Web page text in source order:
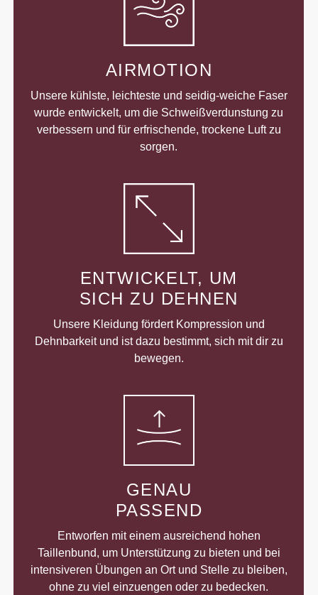
AIRMOTION
Unsere kühlste, leichteste und seidig-weiche Faser
wurde entwickelt, um die Schweißverdunstung zu
verbessern und für erfrischende, trockene Luft zu
sorgen.
ENTWICKELT, UM
SICH ZU DEHNEN
Unsere Kleidung fördert Kompression und
Dehnbarkeit und ist dazu bestimmt, sich mit dir zu
bewegen.
GENAU
PASSEND
Entworfen mit einem ausreichend hohen
Taillenbund, um Unterstützung zu bieten und bei
intensiveren Übungen an Ort und Stelle zu bleiben,
ohne zu viel einzuengen oder zu bedecken.